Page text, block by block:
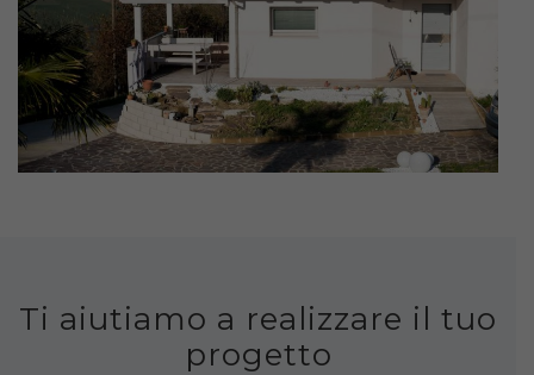
Ti aiutiamo a realizzare il tuo
progetto